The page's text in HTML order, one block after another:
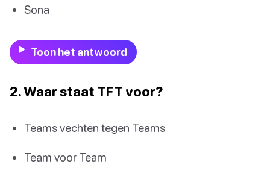
Sona
Toon het antwoord
2. Waar staat TFT voor?
Teams vechten tegen Teams
Team voor Team